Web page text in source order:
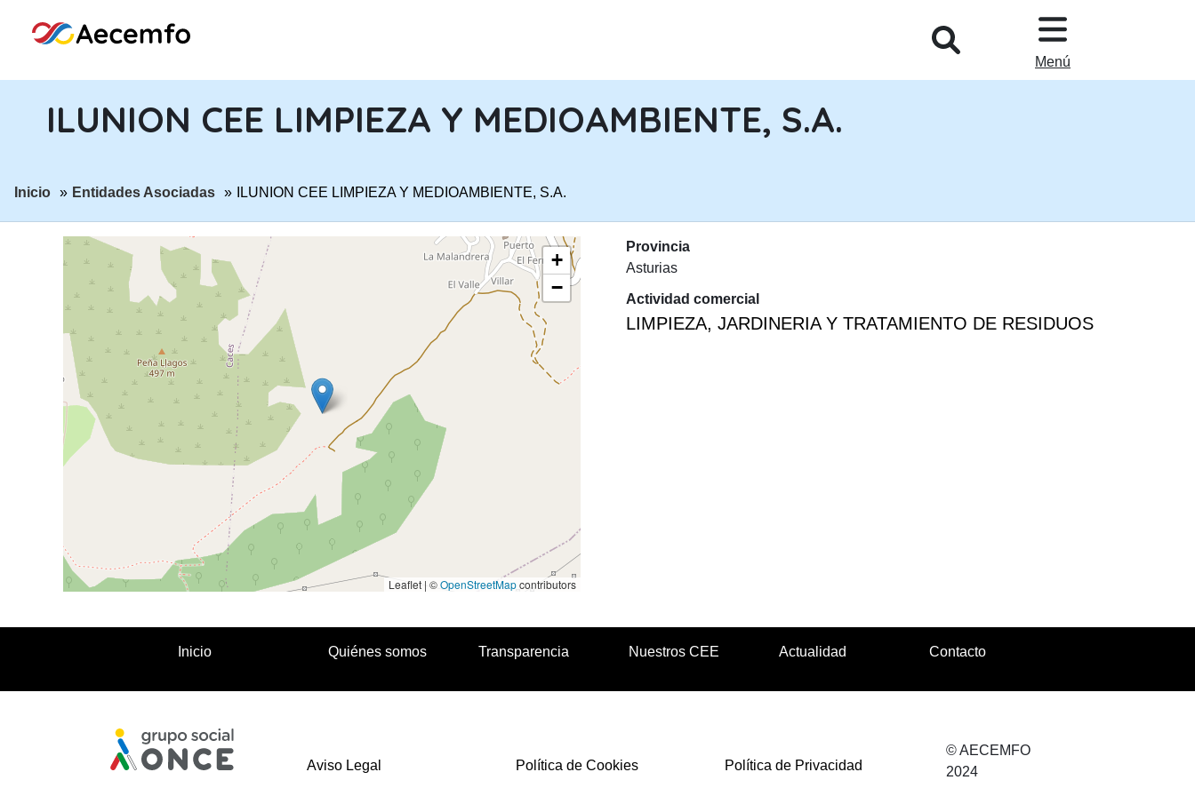
Menú
ILUNION CEE LIMPIEZA Y MEDIOAMBIENTE, S.A.
ir a página:
Inicio ir a página:
Entidades Asociadas ILUNION CEE LIMPIEZA Y MEDIOAMBIENTE, S.A.
+
−
Leaflet | ©OpenStreetMapcontributors
Provincia
Asturias
Actividad comercial
LIMPIEZA, JARDINERIA Y TRATAMIENTO DE RESIDUOS
Inicio Quiénes somos Transparencia Nuestros CEE Actualidad Contacto
Aviso Legal Política de Cookies Política de Privacidad
© AECEMFO
2024